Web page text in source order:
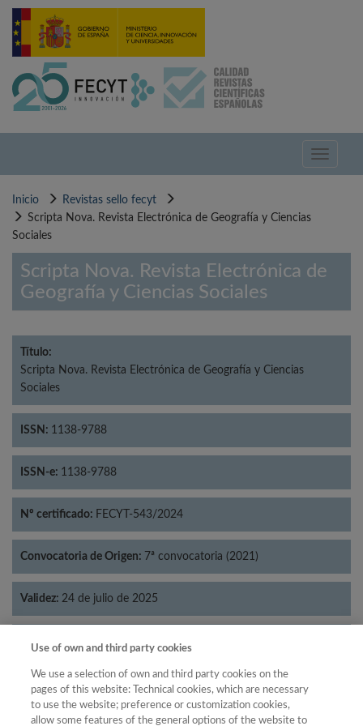
Pasar
contenido
Toggle
Inicio
Revistas sello fecyt
Scripta Nova. Revista Electrónica de Geografía y Ciencias
Sociales
Scripta Nova. Revista Electrónica de
Geografía y Ciencias Sociales
Título:
Scripta Nova. Revista Electrónica de Geografía y Ciencias
Sociales
ISSN: 1138-9788
ISSN-e: 1138-9788
Nº certificado: FECYT-543/2024
Convocatoria de Origen: 7ª convocatoria (2021)
Validez: 24 de julio de 2025
Categorías: Geografía
Use of own and third party cookies
We use a selection of own and third party cookies on the
pages of this website: Technical cookies, which are necessary
to use the website; preference or customization cookies,
allow some features of the general options of the website to